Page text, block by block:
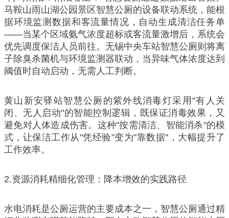
马鞍山雨山湖公园景区智慧公厕的设备联动系统，能根
据环境监测数据和客流量情况，自动生成清洁任务单
——当某个区域氨气浓度超标或客流量激增后，系统会
优先调度保洁人员前往。无锡中央车站智慧公厕则将离
子除臭杀菌机与环境监测器联动，当异味气体浓度达到
阈值时自动启动，无需人工判断。
黄山新安驿站智慧公厕的紫外线消毒灯采用"有人关
闭、无人启动"的智能控制逻辑，既保证消毒效果，又
避免对人体造成伤害。这种"按需清洁、智能消杀"的模
式，让保洁工作从"凭经验"变为"靠数据"，大幅提升了
工作效率。
2.资源消耗精细化管理：降本增效的实践路径
水电消耗是公厕运营的主要成本之一，智慧公厕通过精